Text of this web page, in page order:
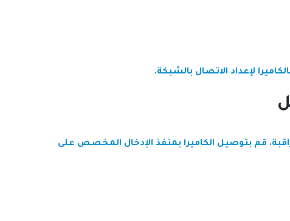
قم بتوصيل الكاميرا بمنفذ الإدخال المخصص على